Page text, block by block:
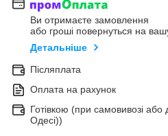
Ви отримаєте замовлення
або гроші повернуться на
Детальніше
Післяплата
Оплата на рахунок
Готівкою (при самовивозі або
Одесі))